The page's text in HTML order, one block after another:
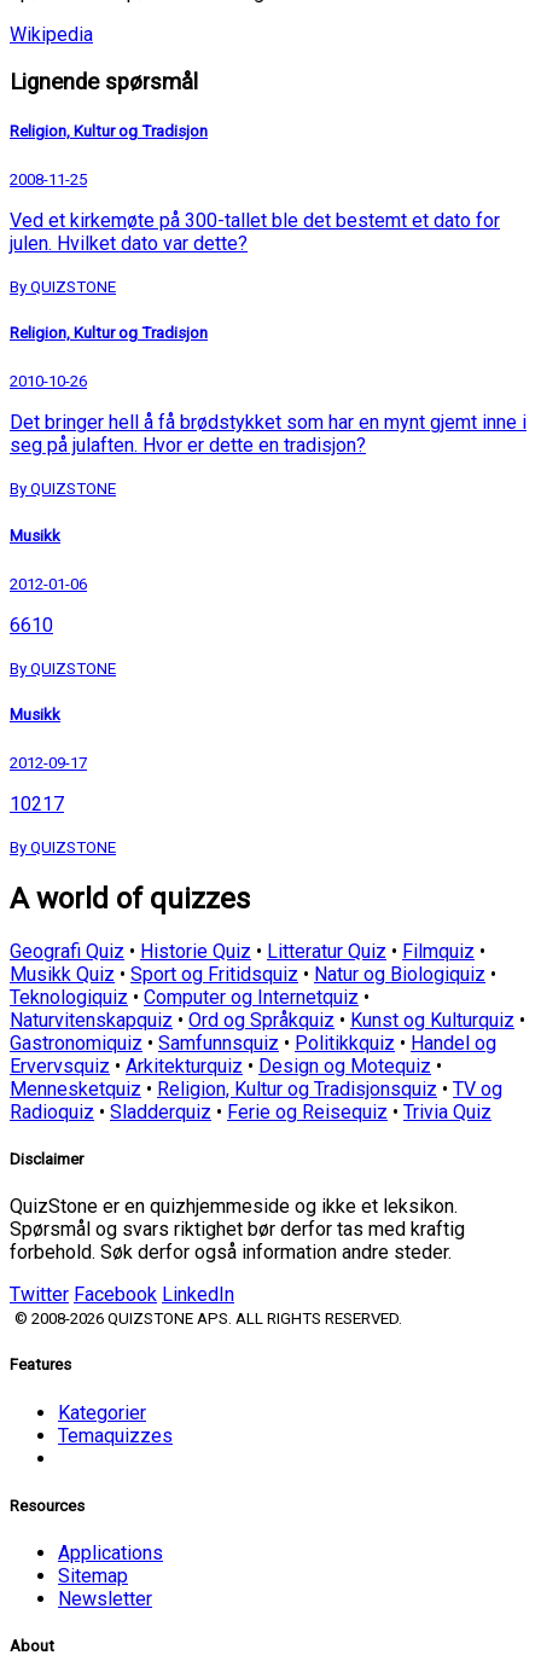
Wikipedia
Lignende spørsmål
Religion, Kultur og Tradisjon
2008-11-25
Ved et kirkemøte på 300-tallet ble det bestemt et dato for
julen. Hvilket dato var dette?
By QUIZSTONE
Religion, Kultur og Tradisjon
2010-10-26
Det bringer hell å få brødstykket som har en mynt gjemt inne i
seg på julaften. Hvor er dette en tradisjon?
By QUIZSTONE
Musikk
2012-01-06
6610
By QUIZSTONE
Musikk
2012-09-17
10217
By QUIZSTONE
A world of quizzes
Geografi Quiz • Historie Quiz • Litteratur Quiz • Filmquiz •
Musikk Quiz • Sport og Fritidsquiz • Natur og Biologiquiz •
Teknologiquiz • Computer og Internetquiz •
Naturvitenskapquiz • Ord og Språkquiz • Kunst og Kulturquiz •
Gastronomiquiz • Samfunnsquiz • Politikkquiz • Handel og
Ervervsquiz • Arkitekturquiz • Design og Motequiz •
Mennesketquiz • Religion, Kultur og Tradisjonsquiz • TV og
Radioquiz • Sladderquiz • Ferie og Reisequiz • Trivia Quiz
Disclaimer
QuizStone er en quizhjemmeside og ikke et leksikon.
Spørsmål og svars riktighet bør derfor tas med kraftig
forbehold. Søk derfor også information andre steder.
Twitter Facebook LinkedIn
© 2008-2026 QUIZSTONE APS. ALL RIGHTS RESERVED.
Features
Kategorier
Temaquizzes
Resources
Applications
Sitemap
Newsletter
About